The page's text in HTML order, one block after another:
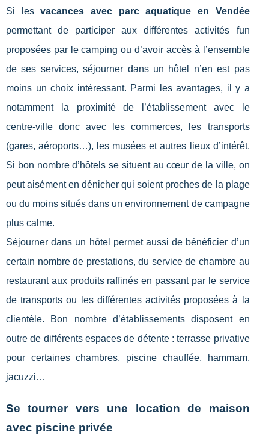
Si lesvacances avec parc aquatique en Vendée
permettant de participer aux différentes activités fun
proposées par le camping ou d’avoir accès à l’ensemble
de ses services, séjourner dans un hôtel n’en est pas
moins un choix intéressant. Parmi les avantages, il y a
notamment la proximité de l’établissement avec le
centre-ville donc avec les commerces, les transports
(gares, aéroports…), les musées et autres lieux d’intérêt.
Si bon nombre d’hôtels se situent au cœur de la ville, on
peut aisément en dénicher qui soient proches de la plage
ou du moins situés dans un environnement de campagne
plus calme.
Séjourner dans un hôtel permet aussi de bénéficier d’un
certain nombre de prestations, du service de chambre au
restaurant aux produits raffinés en passant par le service
de transports ou les différentes activités proposées à la
clientèle. Bon nombre d’établissements disposent en
outre de différents espaces de détente : terrasse privative
pour certaines chambres, piscine chauffée, hammam,
jacuzzi…
Se tourner vers une location de maison
avec piscine privée